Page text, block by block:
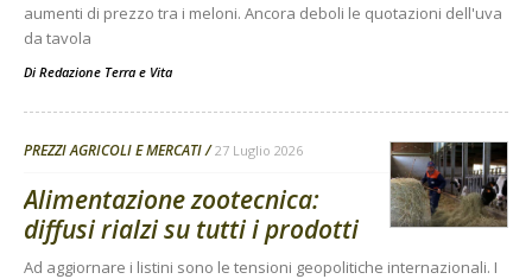
aumenti di prezzo tra i meloni. Ancora deboli le quotazioni dell'uva
da tavola
Di Redazione Terra e Vita
PREZZI AGRICOLI E MERCATI 27 Luglio 2026
Alimentazione zootecnica:
diffusi rialzi su tutti i prodotti
Ad aggiornare i listini sono le tensioni geopolitiche internazionali. I